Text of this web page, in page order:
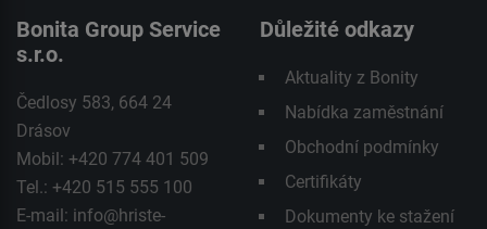
Bonita Group Service
s.r.o.
Čedlosy 583, 664 24
Drásov
Mobil: +420 774 401 509
Tel.: +420 515 555 100
E-mail: info@hriste-
Důležité odkazy
Aktuality z Bonity
Nabídka zaměstnání
Obchodní podmínky
Certifikáty
Dokumenty ke stažení